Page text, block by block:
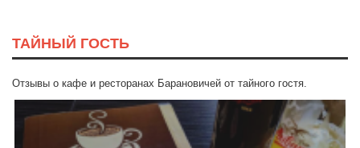
ТАЙНЫЙ ГОСТЬ
Отзывы о кафе и ресторанах Барановичей от тайного гостя.